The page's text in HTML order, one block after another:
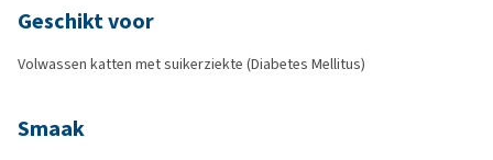
Geschikt voor
Volwassen katten met suikerziekte (Diabetes Mellitus)
Smaak